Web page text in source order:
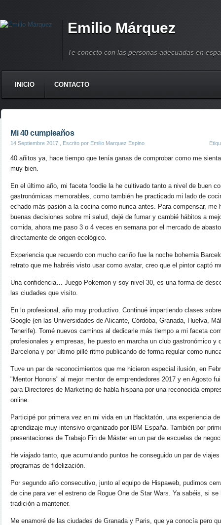
Emilio Márquez
Te conecto con las personas adecuadas en
INICIO CONTACTO
Mi 40 cumpleaños
14 Septiembre 2017 , Escrito por Emilio Marquez Espino
40 añitos ya, hace tiempo que tenía ganas de comprobar como me
muy bien.
En el último año, mi faceta foodie la he cultivado tanto a nivel de buen
gastronómicas memorables, como también he practicado mi lado de
echado más pasión a la cocina como nunca antes. Para compensar, me
buenas decisiones sobre mi salud, dejé de fumar y cambié hábitos a
comida, ahora me paso 3 o 4 veces en semana por el mercado de
directamente de origen ecológico.
Experiencia que recuerdo con mucho cariño fue la noche bohemia
retrato que me habréis visto usar como avatar, creo que el pintor captó
Una confidencia… Juego Pokemon y soy nivel 30, es una forma de
las ciudades que visito.
En lo profesional, año muy productivo. Continué impartiendo clases
Google (en las Universidades de Alicante, Córdoba, Granada, Huelva,
Tenerife). Tomé nuevos caminos al dedicarle más tiempo a mi faceta
profesionales y empresas, he puesto en marcha un club gastronómico y
Barcelona y por último pillé ritmo publicando de forma regular como
Tuve un par de reconocimientos que me hicieron especial ilusión, en
"Mentor Honoris"​ al mejor mentor de emprendedores 2017 y en Agosto
para Directores de Marketing de habla hispana por una reconocida
online.
Participé por primera vez en mi vida en un Hacktatón, una experiencia
aprendizaje muy intensivo organizado por IBM España. También por
presentaciones de Trabajo Fin de Máster en un par de escuelas de
He viajado tanto, que acumulando puntos he conseguido un par de
programas de fidelización.
Por segundo año consecutivo, junto al equipo de Hispaweb, pudimos
de cine para ver el estreno de Rogue One de Star Wars. Ya sabéis, si
tradición a mantener.
Me enamoré de las ciudades de Granada y Paris, que ya conocía pero